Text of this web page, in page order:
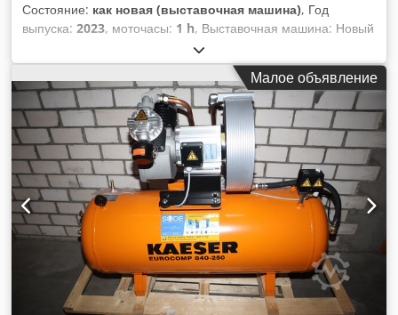
Состояние: как новая (выставочная машина), Год
выпуска: 2023, моточасы: 1 h, Выставочная машина: Новый
поршневой компрессор, доступный немедленно (подключи
и работай): AIRKO MAXXI 5,5 D - 270 ST - 10 бар с
вертикальным 270-литровым резервуаром для сжатого
воздуха с соединением звезда-треугольник Компрессор
наработал 1 час и доступен немедленно. 2 цилиндра
Давление: 10 бар Номинальная мощность: 5,5 кВт
Производительность при давлении 7 бар: 605 л/мин
Уровень шума: 80 дБ(A) Dsdpformnp Hsx Ahueck Выходное
отверстие для сжатого воздуха: 1/2" Размеры длина х
ширина х высота: 86 х 85 х 210 см Вес: 173 кг Удобный
лизинг через наш банк. Посетите наш магазин. У нас всегда
большой выбор новых и подержанных компрессоров на
складе! Доступно немедленно.
Малое объявление